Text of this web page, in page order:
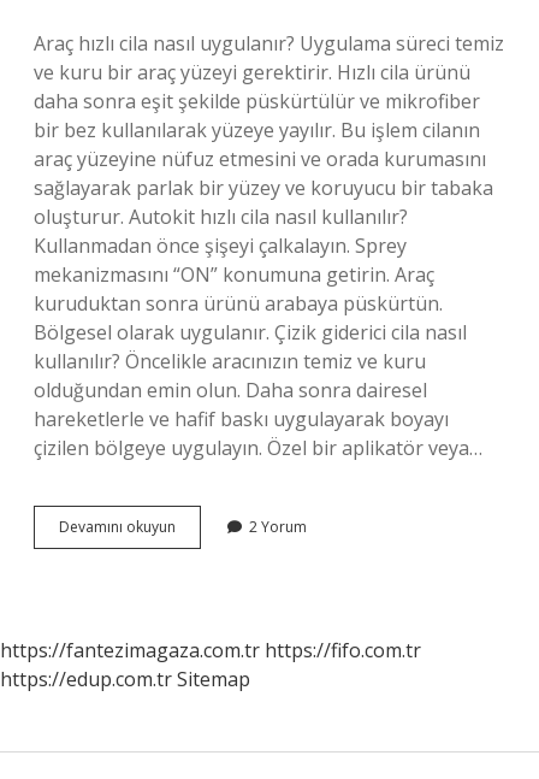
Araç hızlı cila nasıl uygulanır? Uygulama süreci temiz
ve kuru bir araç yüzeyi gerektirir. Hızlı cila ürünü
daha sonra eşit şekilde püskürtülür ve mikrofiber
bir bez kullanılarak yüzeye yayılır. Bu işlem cilanın
araç yüzeyine nüfuz etmesini ve orada kurumasını
sağlayarak parlak bir yüzey ve koruyucu bir tabaka
oluşturur. Autokit hızlı cila nasıl kullanılır?
Kullanmadan önce şişeyi çalkalayın. Sprey
mekanizmasını “ON” konumuna getirin. Araç
kuruduktan sonra ürünü arabaya püskürtün.
Bölgesel olarak uygulanır. Çizik giderici cila nasıl
kullanılır? Öncelikle aracınızın temiz ve kuru
olduğundan emin olun. Daha sonra dairesel
hareketlerle ve hafif baskı uygulayarak boyayı
çizilen bölgeye uygulayın. Özel bir aplikatör veya…
Devamını okuyun Autofresh
Hızlı
2 Yorum
https://fantezimagaza.com.tr https://fifo.com.tr
https://edup.com.trSitemap